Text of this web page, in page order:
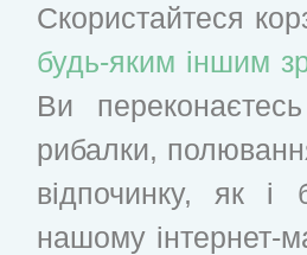
Скористайтеся
будь-яким іншим
Ви
рибалки,
відпочинку, як і
нашому інтернет-